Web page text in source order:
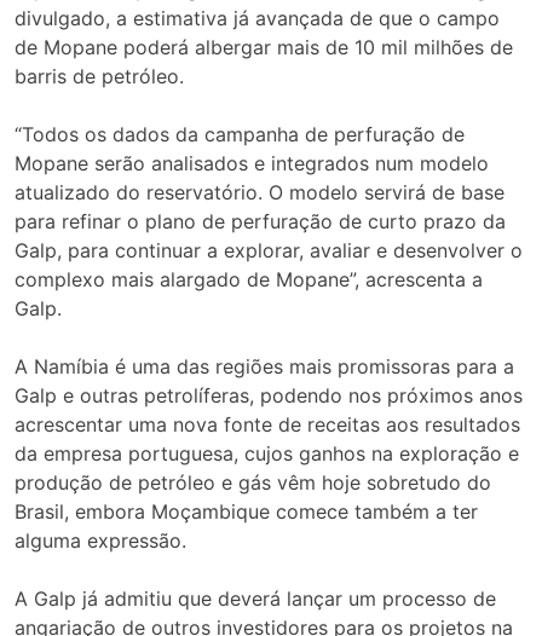
divulgado, a estimativa já avançada de que o campo
de Mopane poderá albergar mais de 10 mil milhões de
barris de petróleo.
“Todos os dados da campanha de perfuração de
Mopane serão analisados e integrados num modelo
atualizado do reservatório. O modelo servirá de base
para refinar o plano de perfuração de curto prazo da
Galp, para continuar a explorar, avaliar e desenvolver o
complexo mais alargado de Mopane”, acrescenta a
Galp.
A Namíbia é uma das regiões mais promissoras para a
Galp e outras petrolíferas, podendo nos próximos anos
acrescentar uma nova fonte de receitas aos resultados
da empresa portuguesa, cujos ganhos na exploração e
produção de petróleo e gás vêm hoje sobretudo do
Brasil, embora Moçambique comece também a ter
alguma expressão.
A Galp já admitiu que deverá lançar um processo de
angariação de outros investidores para os projetos na